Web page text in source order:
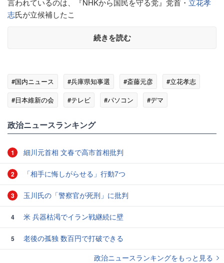
言われているのは、『NHKから国民を守る党』党首・ 立花孝
志氏が立候補したこ
続きを読む
#国内ニュース #兵庫県知事選 #斎藤元彦
#立花孝志
#日本維新の会
#テレビ #パソコン #デマ
政治ニュースランキング
1 細川元首相 文春で高市首相批判
2 「相手に悔しがらせる」行動7つ
3 玉川氏の「警察官が死刑」に批判
4 米 兵器枯渇でイラン戦継続に壁
5
老後の孤独 数百円で打破できる
政治ニュースランキングをもっと見る